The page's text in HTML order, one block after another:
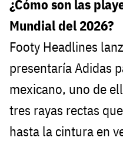
¿Cómo son las
Mundial del 2026?
Footy Headlines
presentaría Adidas
mexicano, uno de
tres rayas rectas
hasta la cintura en